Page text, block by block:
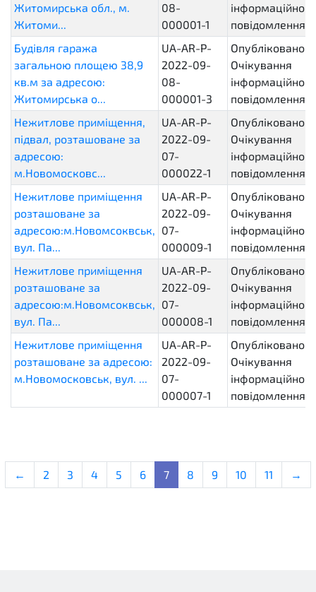
Житомирська обл., м.
Житоми...
08-
000001-1
інформаційного
повідомлення
Будівля гаража
загальною площею 38,9
кв.м за адресою:
Житомирська о...
UA-AR-P-
2022-09-
08-
000001-3
Опубліковано.
Очікування
інформаційного
повідомлення
Нежитлове приміщення,
підвал, розташоване за
адресою:
м.Новомосковс...
UA-AR-P-
2022-09-
07-
000022-1
Опубліковано.
Очікування
інформаційного
повідомлення
Нежитлове приміщення
розташоване за
адресою:м.Новомсоквськ,
вул. Па...
UA-AR-P-
2022-09-
07-
000009-1
Опубліковано.
Очікування
інформаційного
повідомлення
Нежитлове приміщення
розташоване за
адресою:м.Новомсоквськ,
вул. Па...
UA-AR-P-
2022-09-
07-
000008-1
Опубліковано.
Очікування
інформаційного
повідомлення
Нежитлове приміщення
розташоване за адресою:
м.Новомосковськ, вул. ...
UA-AR-P-
2022-09-
07-
000007-1
Опубліковано.
Очікування
інформаційного
повідомлення
← 2 3 4 5 6 7 8 9 10 11 →